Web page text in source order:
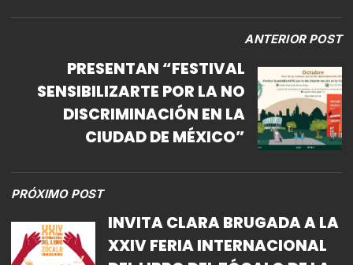
ANTERIOR POST
PRESENTAN “FESTIVAL
SENSIBILIZARTE POR LA NO
DISCRIMINACIÓN EN LA
CIUDAD DE MÉXICO”
PRÓXIMO POST
INVITA CLARA BRUGADA A LA
XXIV FERIA INTERNACIONAL